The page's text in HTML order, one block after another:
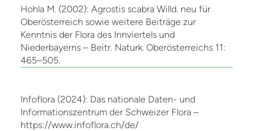
Hohla M. (2002): Agrostis scabra Willd. neu für
Oberösterreich sowie weitere Beiträge zur
Kenntnis der Flora des Innviertels und
Niederbayerns – Beitr. Naturk. Oberösterreichs 11:
465–505.
Infoflora (2024): Das nationale Daten- und
Informationszentrum der Schweizer Flora –
https://www.infoflora.ch/de/